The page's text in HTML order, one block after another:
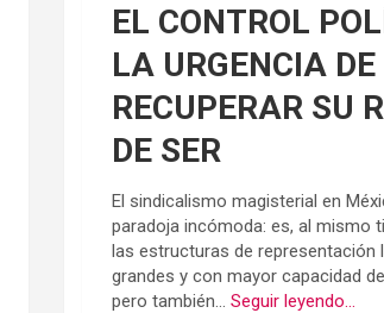
EL CONTROL
LA URGENCIA DE
RECUPERAR SU
DE SER
El sindicalismo magisterial en
paradoja incómoda: es, al mismo
las estructuras de representación
grandes y con mayor capacidad
pero también...Seguir leyendo...